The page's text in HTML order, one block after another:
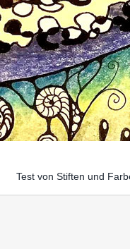
Test von Stiften und